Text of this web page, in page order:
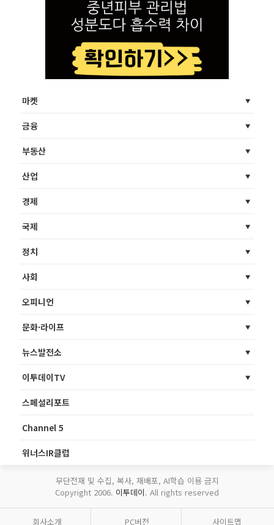
마켓
금융
부동산
산업
경제
국제
정치
사회
오피니언
문화·라이프
뉴스발전소
이투데이TV
스페셜리포트
Channel 5
위너스IR클럽
무단전재 및 수집, 복사, 재배포, AI학습 이용 금지
Copyright 2006. 이투데이. All rights reserved
회사소개 PC버전 사이트맵